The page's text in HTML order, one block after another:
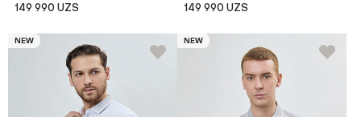
149 990 UZS
149 990 UZS
NEW NEW